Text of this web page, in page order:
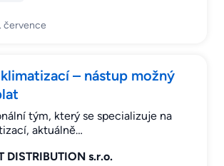
července
– nástup možný
tým, který se specializuje na
aktuálně…
DISTRIBUTION s.r.o.